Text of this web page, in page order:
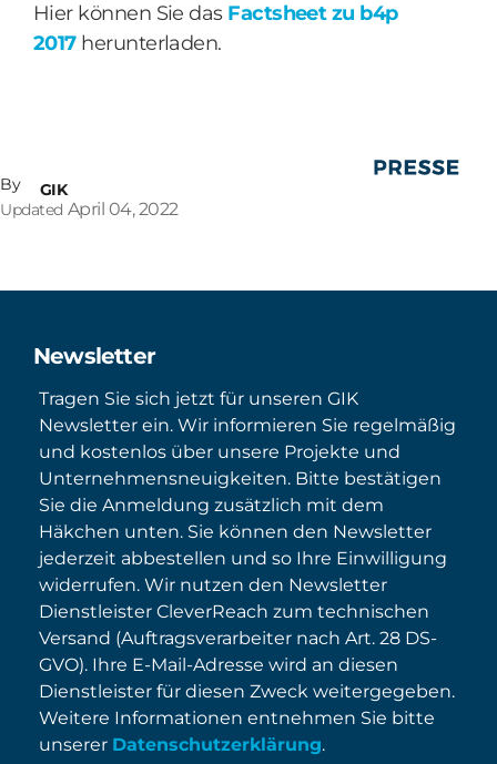
Hier können Sie das Factsheet zu b4p
2017herunterladen.
By
GIK
Updated April 04, 2022
Newsletter
Tragen Sie sich jetzt für unseren GIK
Newsletter ein. Wir informieren Sie regelmäßig
und kostenlos über unsere Projekte und
Unternehmensneuigkeiten. Bitte bestätigen
Sie die Anmeldung zusätzlich mit dem
Häkchen unten. Sie können den Newsletter
jederzeit abbestellen und so Ihre Einwilligung
widerrufen. Wir nutzen den Newsletter
Dienstleister CleverReach zum technischen
Versand (Auftragsverarbeiter nach Art. 28 DS-
GVO). Ihre E-Mail-Adresse wird an diesen
Dienstleister für diesen Zweck weitergegeben.
Weitere Informationen entnehmen Sie bitte
unserer Datenschutzerklärung.